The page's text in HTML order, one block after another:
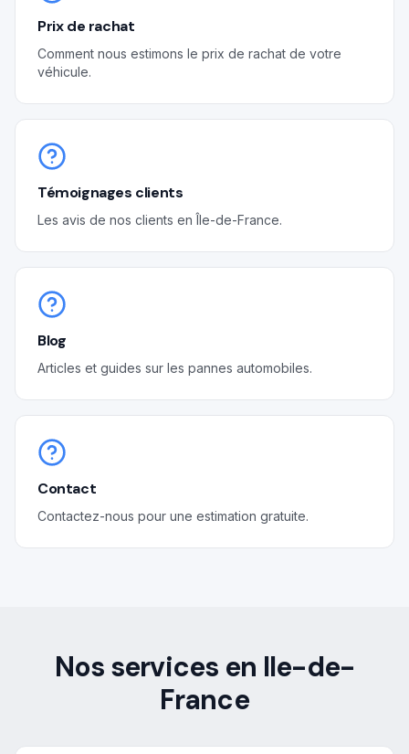
Prix de rachat
Comment nous estimons le prix de rachat de votre
véhicule.
Témoignages clients
Les avis de nos clients en Île-de-France.
Blog
Articles et guides sur les pannes automobiles.
Contact
Contactez-nous pour une estimation gratuite.
Nos services en Ile-de-
France